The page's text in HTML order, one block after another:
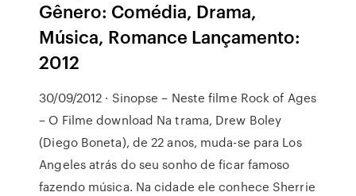
Gênero: Comédia, Drama,
Música, Romance Lançamento:
2012
30/09/2012 · Sinopse – Neste filme Rock of Ages
– O Filme download Na trama, Drew Boley
(Diego Boneta), de 22 anos, muda-se para Los
Angeles atrás do seu sonho de ficar famoso
fazendo música. Na cidade ele conhece Sherrie